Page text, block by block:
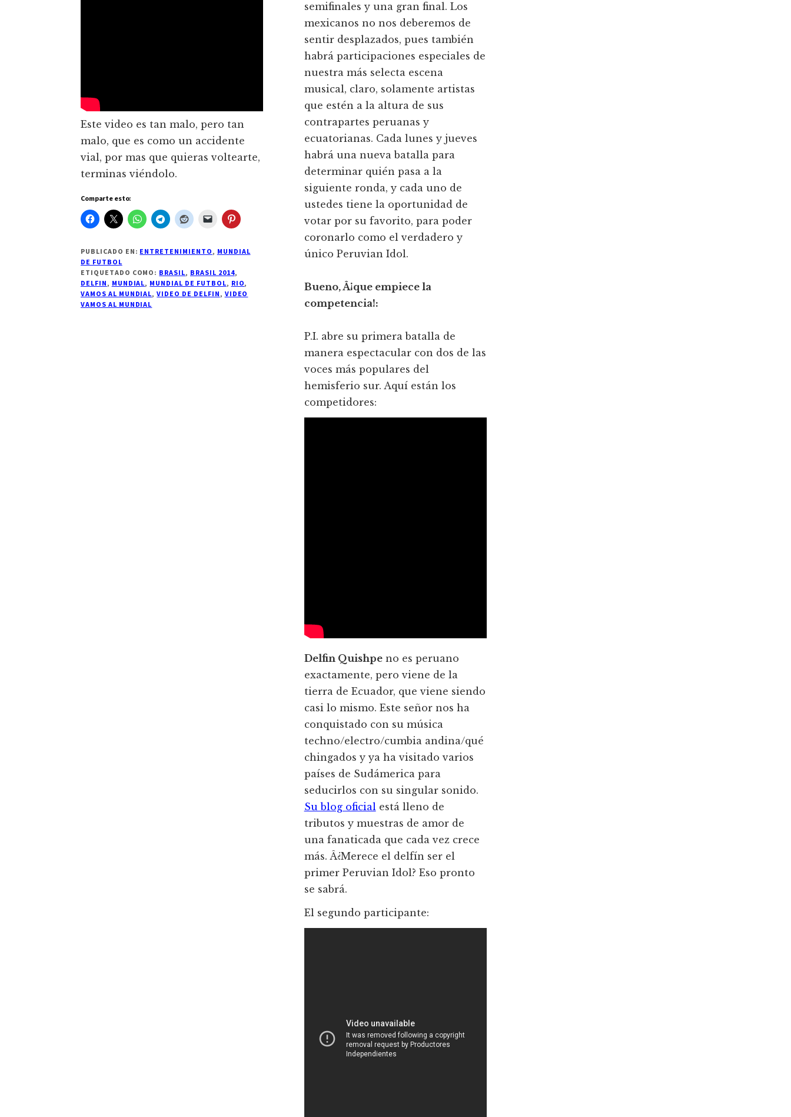
Este video es tan malo, pero tan
malo, que es como un accidente
vial, por mas que quieras voltearte,
terminas viéndolo.
Comparte esto:
PUBLICADO EN: ENTRETENIMIENTO, MUNDIAL
DE FUTBOL
ETIQUETADO COMO: BRASIL, BRASIL 2014,
DELFIN, MUNDIAL, MUNDIAL DE FUTBOL, RIO,
VAMOS AL MUNDIAL,VIDEO DE DELFIN, VIDEO
VAMOS AL MUNDIAL
semifinales y una gran final. Los
mexicanos no nos deberemos de
sentir desplazados, pues también
habrá participaciones especiales de
nuestra más selecta escena
musical, claro, solamente artistas
que estén a la altura de sus
contrapartes peruanas y
ecuatorianas. Cada lunes y jueves
habrá una nueva batalla para
determinar quién pasa a la
siguiente ronda, y cada uno de
ustedes tiene la oportunidad de
votar por su favorito, para poder
coronarlo como el verdadero y
único Peruvian Idol.
Bueno, Â¡que empiece la
competencia!:
P.I. abre su primera batalla de
manera espectacular con dos de las
voces más populares del
hemisferio sur. Aquí­ están los
competidores:
Delfin Quishpeno es peruano
exactamente, pero viene de la
tierra de Ecuador, que viene siendo
casi lo mismo. Este señor nos ha
conquistado con su música
techno/electro/cumbia andina/qué
chingados y ya ha visitado varios
paí­ses de Sudámerica para
seducirlos con su singular sonido.
Su blog oficialestá lleno de
tributos y muestras de amor de
una fanaticada que cada vez crece
más. Â¿Merece el delfí­n ser el
primer Peruvian Idol? Eso pronto
se sabrá.
El segundo participante: